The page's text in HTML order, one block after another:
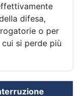
difesa,
o per
si perde più